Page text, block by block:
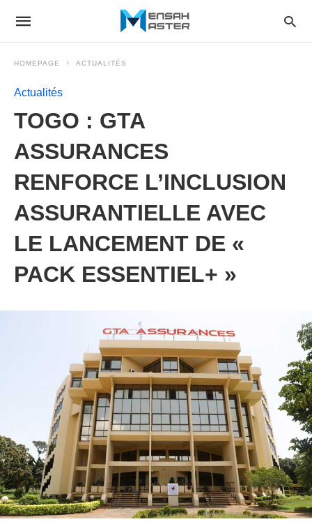
HOMEPAGE ACTUALITÉS
Actualités
TOGO : GTA
ASSURANCES
RENFORCE L’INCLUSION
ASSURANTIELLE AVEC
LE LANCEMENT DE «
PACK ESSENTIEL+ »